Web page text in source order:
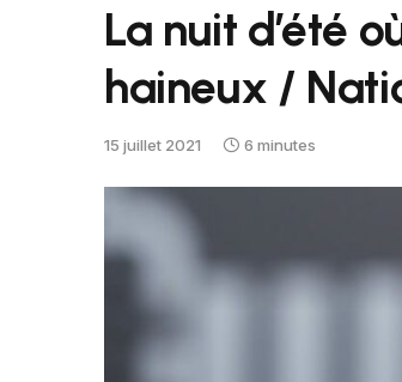
La nuit d’été
haineux /
15 juillet 2021 6 minutes